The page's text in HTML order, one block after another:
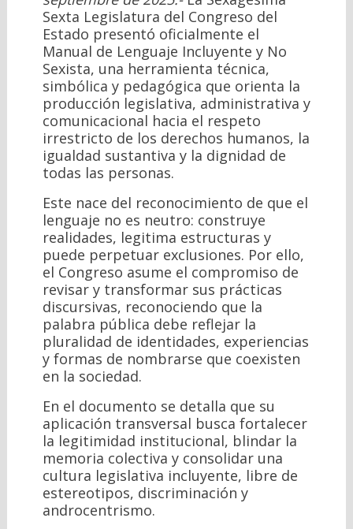
Sexta Legislatura del Congreso del
Estado presentó oficialmente el
Manual de Lenguaje Incluyente y No
Sexista, una herramienta técnica,
simbólica y pedagógica que orienta la
producción legislativa, administrativa y
comunicacional hacia el respeto
irrestricto de los derechos humanos, la
igualdad sustantiva y la dignidad de
todas las personas.
Este nace del reconocimiento de que el
lenguaje no es neutro: construye
realidades, legitima estructuras y
puede perpetuar exclusiones. Por ello,
el Congreso asume el compromiso de
revisar y transformar sus prácticas
discursivas, reconociendo que la
palabra pública debe reflejar la
pluralidad de identidades, experiencias
y formas de nombrarse que coexisten
en la sociedad.
En el documento se detalla que su
aplicación transversal busca fortalecer
la legitimidad institucional, blindar la
memoria colectiva y consolidar una
cultura legislativa incluyente, libre de
estereotipos, discriminación y
androcentrismo.